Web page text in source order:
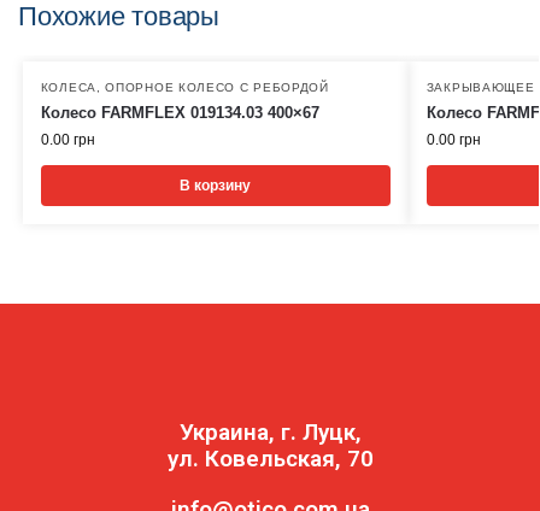
Похожие товары
КОЛЕСА,ОПОРНОЕ КОЛЕСО С РЕБОРДОЙ
Колесо FARMFLEX 019134.03 400×67
0.00 грн
В корзину
ЗАКРЫВАЮЩЕЕ
Колесо
0.00 грн
Украина, г. Луцк,
ул. Ковельская, 70